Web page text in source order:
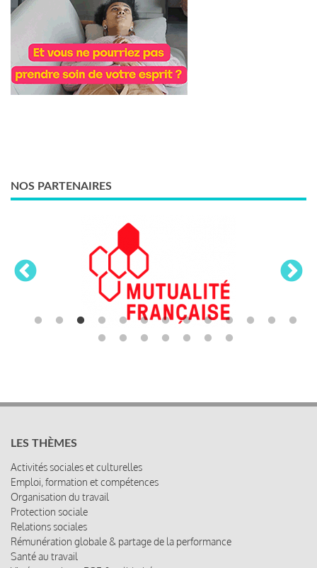
NOS PARTENAIRES
LES THÈMES
Activités sociales et culturelles
Emploi, formation et compétences
Organisation du travail
Protection sociale
Relations sociales
Rémunération globale & partage de la performance
Santé au travail